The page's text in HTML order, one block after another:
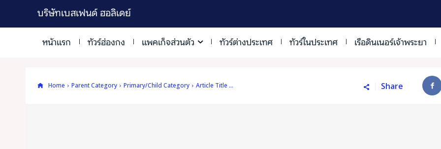
บริษัทเบสเฟนด์ ฮอลิเดย์
หน้าแรก ทัวร์ฮ่องกง แพคเก็จส่วนตัว ทัวร์ต่างประเทศ ทัวร์ในประเทศ เรือดินเนอร์เจ้าพระยา
Home Parent Category Primary/Child Category Article Title ... Share